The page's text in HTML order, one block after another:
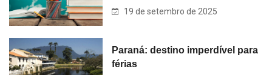
19 de setembro de 2025
Paraná: destino imperdível para
férias